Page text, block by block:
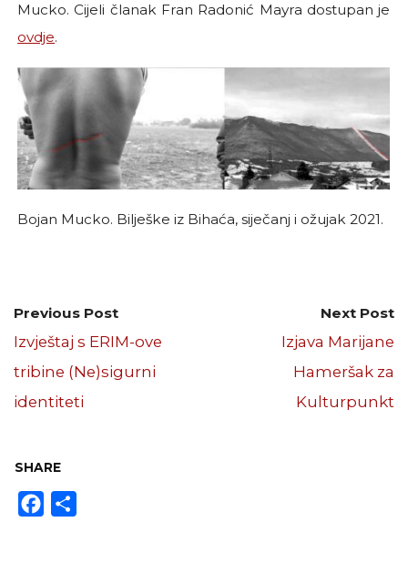
Mucko. Cijeli članak Fran Radonić Mayra dostupan je
ovdje.
Bojan Mucko. Bilješke iz Bihaća, siječanj i ožujak 2021.
Previous Post
Izvještaj s ERIM-ove
tribine (Ne)sigurni
identiteti
Next Post
Izjava Marijane
Hameršak za
Kulturpunkt
SHARE
Facebook